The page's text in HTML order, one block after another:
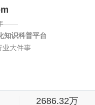
——
知识科普平台
业大件事
2686.32万